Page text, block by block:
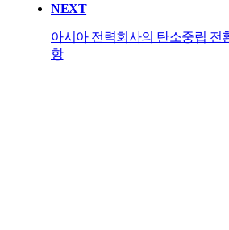
NEXT
아시아 전력회사의 탄소중립 전
항